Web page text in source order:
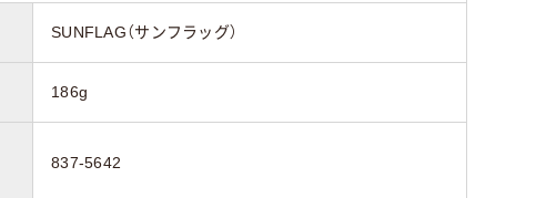
SUNFLAG（サンフラッグ）
186g
837-5642